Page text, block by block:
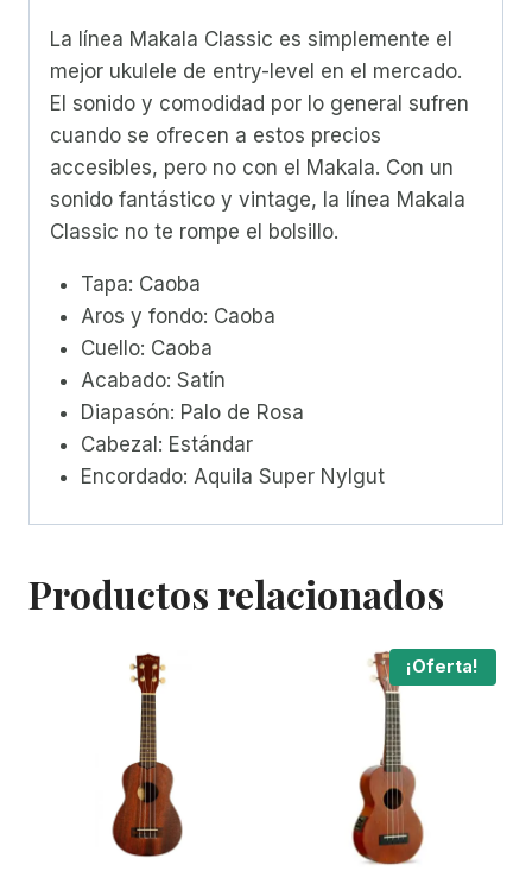
La línea Makala Classic es simplemente el
mejor ukulele de entry-level en el mercado.
El sonido y comodidad por lo general sufren
cuando se ofrecen a estos precios
accesibles, pero no con el Makala. Con un
sonido fantástico y vintage, la línea Makala
Classic no te rompe el bolsillo.
Tapa: Caoba
Aros y fondo: Caoba
Cuello: Caoba
Acabado: Satín
Diapasón: Palo de Rosa
Cabezal: Estándar
Encordado: Aquila Super Nylgut
Productos relacionados
¡Oferta!